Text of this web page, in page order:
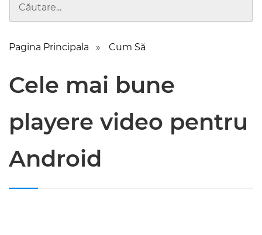
Pagina Principala Cum Să
Cele mai bune
playere video pentru
Android